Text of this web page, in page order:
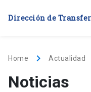
Dirección de
Home keyboard_arrow_right Actualidad
Noticias